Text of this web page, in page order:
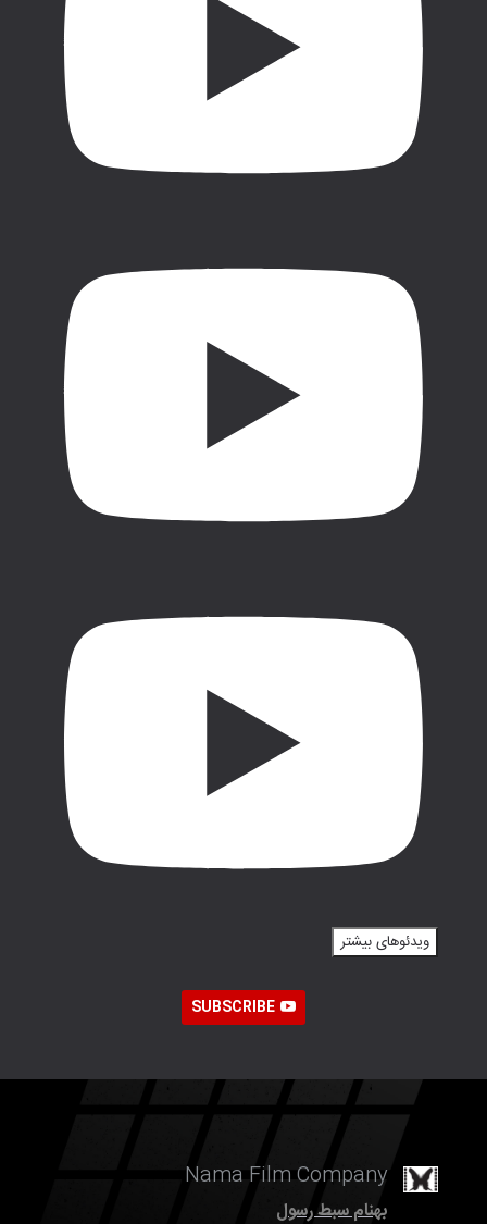
ویدئوهای بیشتر
SUBSCRIBE
Nama Film Company
بهنام سبط رسول